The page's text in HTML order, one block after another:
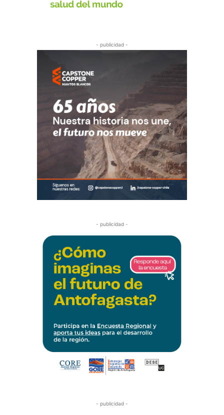
- publicidad -
- publicidad -
- publicidad -